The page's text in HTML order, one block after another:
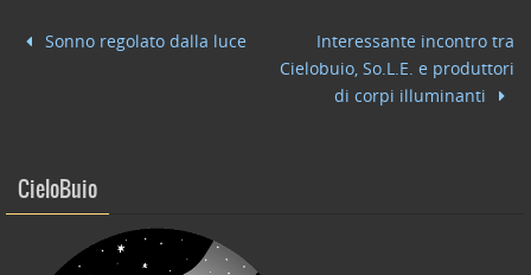
b dI vi
Sonno regolato dalla luce
Interessante incontro tra
Cielobuio, So.L.E. e produttori
di corpi illuminanti
CieloBuio